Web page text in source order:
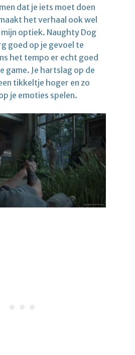
dat je iets moet doen
het verhaal ook wel
optiek. Naughty Dog
goed op je gevoel te
het tempo er echt goed
game. Je hartslag op de
tikkeltje hoger en zo
je emoties spelen.